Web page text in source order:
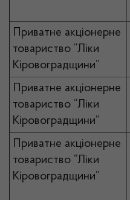
Приватне акціонерне
товариство “Ліки
Кіровоградщини”
Приватне акціонерне
товариство “Ліки
Кіровоградщини”
Приватне акціонерне
товариство “Ліки
Кіровоградщини”